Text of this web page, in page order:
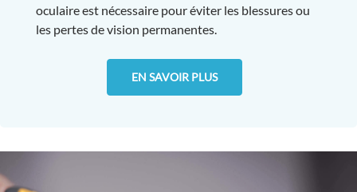
oculaire est nécessaire pour éviter les blessures ou
les pertes de vision permanentes.
EN SAVOIR PLUS